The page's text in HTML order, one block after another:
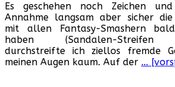
Es geschehen noch Zeichen
Annahme langsam aber sicher
mit allen Fantasy-Smashern
haben (Sandalen-Streifen
durchstreifte ich ziellos fremde
meinen Augen kaum. Auf der …